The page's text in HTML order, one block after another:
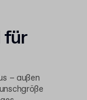
für
– außen